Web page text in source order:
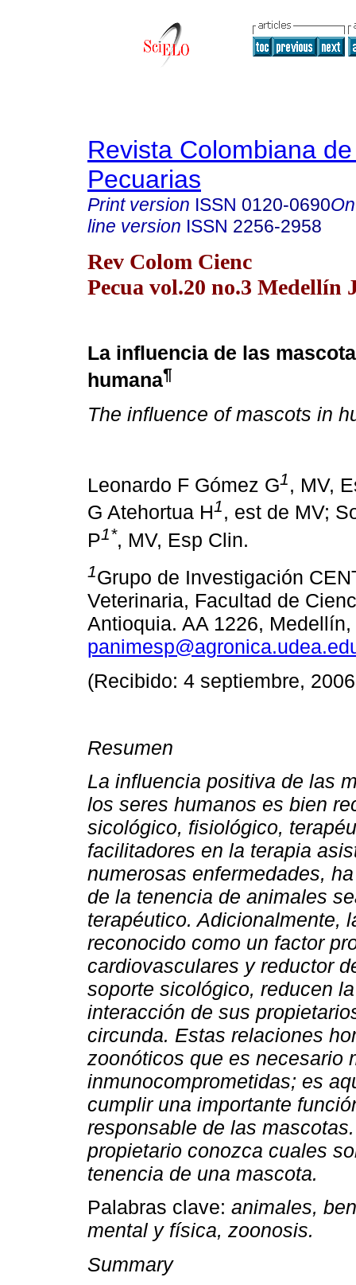
Revista Colombiana
Pecuarias
Print version ISSN 0120-0690
line version ISSN 2256-2958
Rev Colom Cienc
Pecua vol.20 no.3 Medellín
La influencia de las
humana¶
The influence of mascots in
Leonardo F Gómez G1, MV,
G Atehortua H1, est de MV;
P1*, MV, Esp Clin.
1Grupo de Investigación
Veterinaria, Facultad de
Antioquia. AA 1226,
(Recibido: 4 septiembre,
Resumen
La influencia positiva de las
los seres humanos es bien
sicológico, fisiológico,
facilitadores en la terapia
numerosas enfermedades,
de la tenencia de animales
terapéutico. Adicionalmente,
reconocido como un factor
cardiovasculares y reductor
soporte sicológico, reducen
interacción de sus
circunda. Estas relaciones
zoonóticos que es necesario
inmunocomprometidas; es
cumplir una importante
responsable de las
propietario conozca cuales
tenencia de una mascota.
Palabras clave: animales,
mental y física, zoonosis.
Summary